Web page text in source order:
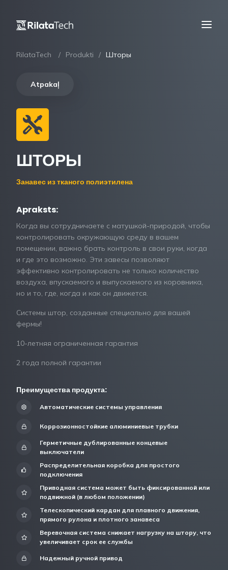
RilataTech Produkti Шторы
Atpakaļ
ШТОРЫ
Занавес из тканого полиэтилена
Apraksts:
Когда вы сотрудничаете с матушкой-природой, чтобы
контролировать окружающую среду в вашем
помещении, важно брать контроль в свои руки, когда
и где это возможно. Эти завесы позволяют
эффективно контролировать не только количество
воздуха, впускаемого и выпускаемого из коровника,
но и то, где, когда и как он движется.
Системы штор, созданные специально для вашей
фермы!
10-летняя ограниченная гарантия
2 года полной гарантии
Преимущества продукта:
Автоматические системы управления
Коррозионностойкие алюминиевые трубки
Герметичные дублированные концевые
выключатели
Распределительная коробка для простого
подключения
Приводная система может быть фиксированной или
подвижной (в любом положении)
Телескопический кардан для плавного движения,
прямого рулона и плотного занавеса
Веревочная система снижает нагрузку на штору, что
увеличивает срок ее службы
Надежный ручной привод